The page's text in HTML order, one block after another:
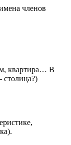
членов
квартира… В